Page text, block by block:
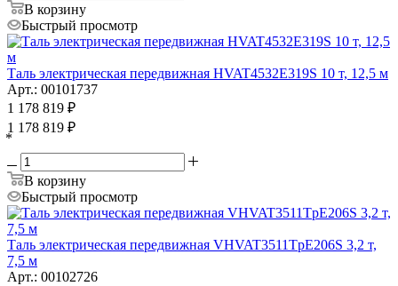
В корзину
Быстрый просмотр
Таль электрическая передвижная HVAT4532E319S 10 т, 12,5 м
Арт.: 00101737
1 178 819 ₽
1 178 819 ₽
*
В корзину
Быстрый просмотр
Таль электрическая передвижная VHVAT3511TpE206S 3,2 т,
7,5 м
Арт.: 00102726